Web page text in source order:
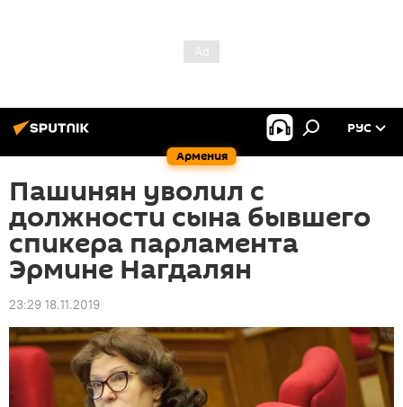
Армения
РУС
Пашинян уволил с
должности сына бывшего
спикера парламента
Эрмине Нагдалян
23:29 18.11.2019